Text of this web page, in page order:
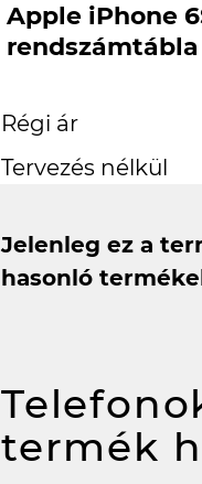
Apple iPhone
Régi ár
Tervezés nélkül
Jelenleg ez a
hasonló
termék